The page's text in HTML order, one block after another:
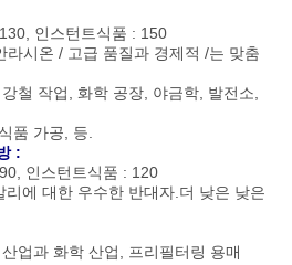
인스턴트식품 : 150
시온 / 고급 품질과 경제적 /는 맞춤
철 작업, 화학 공장, 야금학, 발전소,
품 가공, 등.
:
인스턴트식품 : 120
에 대한 우수한 반대자.더 낮은 낮은
업과 화학 산업, 프리필터링 용매